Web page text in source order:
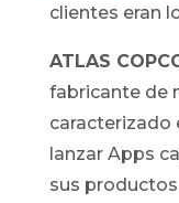
clientes eran
ATLAS
fabricante de
lanzar Apps
sus